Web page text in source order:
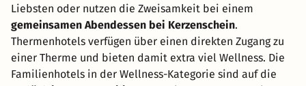
Liebsten oder nutzen die Zweisamkeit bei einem
gemeinsamen Abendessen bei Kerzenschein.
Thermenhotels verfügen über einen direkten Zugang zu
einer Therme und bieten damit extra viel Wellness. Die
Familienhotels in der Wellness-Kategorie sind auf die